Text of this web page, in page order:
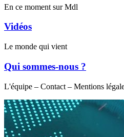
En ce moment sur Mdl
Vidéos
Le monde qui vient
Qui sommes-nous ?
L'équipe – Contact – Mentions